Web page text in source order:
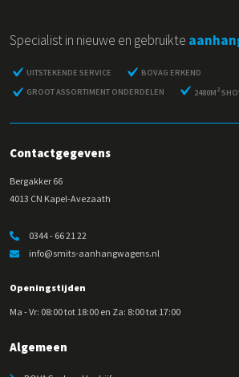
Specialist in nieuwe en gebruikte
UITSTEKENDE SERVICE
BOVAG ERKEND
GROOT ASSORTIMENT ONDERDELEN
2480M 2
Contactgegevens
Bergakker 66
4013 CN Kapel-Avezaath
0344 - 66 21 22
info@smits-aanhangwagens.nl
Openingstijden
Ma - Vr: 08:00 tot 18:00 en Za: 8:00 tot 17:00
Algemeen